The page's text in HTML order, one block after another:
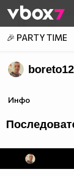
👾
🎉 PARTY TIME
Инфо